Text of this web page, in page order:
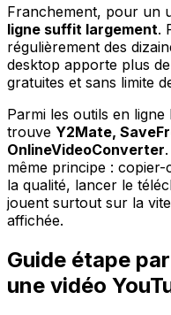
Franchement, pour un
ligne suffit largement.
régulièrement des
desktop apporte plus
gratuites et sans limite
Parmi les outils en
trouve Y2Mate,
OnlineVideoConverter
même principe :
la qualité, lancer le
jouent surtout sur la
affichée.
Guide étape
une vidéo